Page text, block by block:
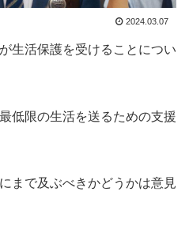
2024.03.07
生活保護を受けることについ
低限の生活を送るための支援
まで及ぶべきかどうかは意見